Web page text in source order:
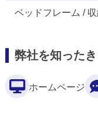
ベッドフレーム /
弊社を知った
ホームページ